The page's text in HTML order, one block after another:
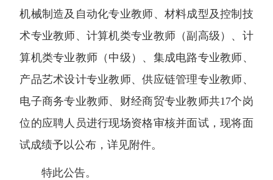
机械制造及自动化专业教师、材料成型及控制技
术专业教师、计算机类专业教师（副高级）、计
算机类专业教师（中级）、集成电路专业教师、
产品艺术设计专业教师、供应链管理专业教师、
电子商务专业教师、财经商贸专业教师共17个岗
位的应聘人员进行现场资格审核并面试，现将面
试成绩予以公布，详见附件。
特此公告。